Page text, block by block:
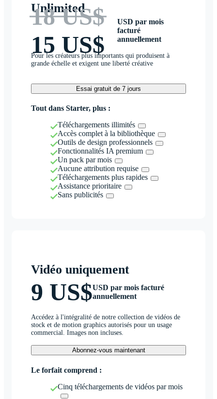
Unlimited
18 US$
15 US$
USD par mois
facturé
annuellement
Pour les créateurs plus importants qui produisent à
grande échelle et exigent une liberté créative
Essai gratuit de 7 jours
Tout dans Starter, plus :
Téléchargements illimités
Accès complet à la bibliothèque
Outils de design professionnels
Fonctionnalités IA premium
Un pack par mois
Aucune attribution requise
Téléchargements plus rapides
Assistance prioritaire
Sans publicités
Vidéo uniquement
9 US$USD par mois facturé
annuellement
Accédez à l'intégralité de notre collection de vidéos de
stock et de motion graphics autorisés pour un usage
commercial. Images non incluses.
Abonnez-vous maintenant
Le forfait comprend :
Cinq téléchargements de vidéos par mois